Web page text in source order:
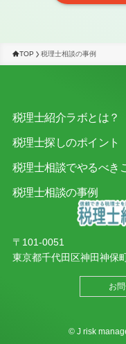
TOP 税理士相談の事例
税理士紹介ラボとは？
税理士探しのポイント
税理士相談でやるべき
税理士相談の事例
〒101-0051
東京都千代田区神田神保
お
© J risk